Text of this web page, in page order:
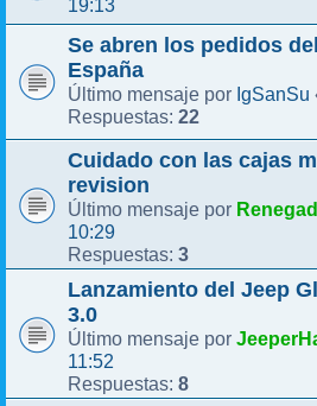
19:13
Se abren los pedidos
España
Último mensaje por IgSanSu
Respuestas: 22
Cuidado con las cajas
revision
Último mensaje por
10:29
Respuestas: 3
Lanzamiento del Jeep
3.0
Último mensaje por
11:52
Respuestas: 8